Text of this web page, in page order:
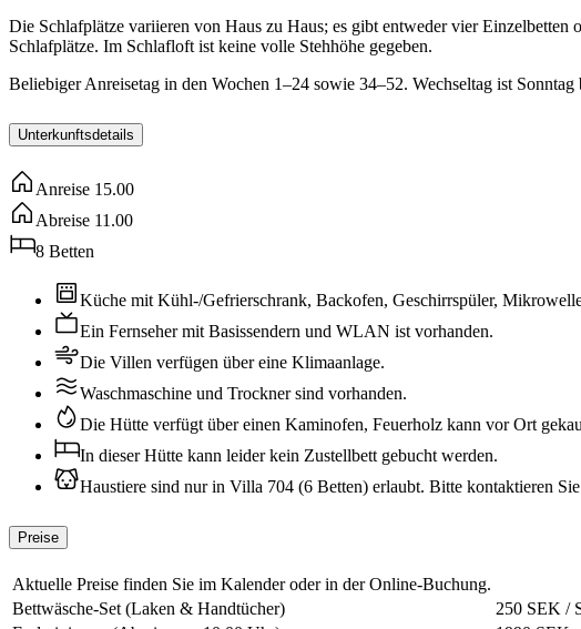
Die Schlafplätze variieren von Haus zu Haus; es gibt entweder vier
Schlafplätze. Im Schlafloft ist keine volle Stehhöhe gegeben.
Beliebiger Anreisetag in den Wochen 1–24 sowie 34–52. Wechseltag ist
Unterkunftsdetails
Anreise 15.00
Abreise 11.00
8 Betten
Küche mit Kühl-/Gefrierschrank, Backofen, Geschirrspüler,
Ein Fernseher mit Basissendern und WLAN ist vorhanden.
Die Villen verfügen über eine Klimaanlage.
Waschmaschine und Trockner sind vorhanden.
Die Hütte verfügt über einen Kaminofen, Feuerholz kann vor Ort
In dieser Hütte kann leider kein Zustellbett gebucht werden.
Haustiere sind nur in Villa 704 (6 Betten) erlaubt. Bitte kontaktieren
Preise
Aktuelle Preise finden Sie im Kalender oder in der Online-Buchung.
Bettwäsche-Set (Laken & Handtücher)
250 SEK /